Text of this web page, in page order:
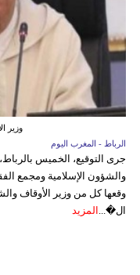
وزير
الرباط - المغرب اليوم
جرى التوقيع، الخميس
والشؤون الإسلامية ومجمع
وقعها كل من وزير الأوقاف
ال�... المزيد